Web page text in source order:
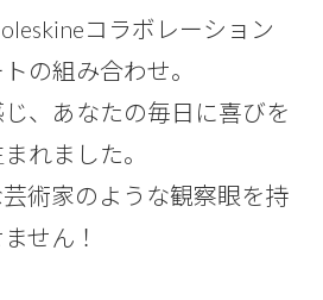
コラボレーション
の組み合わせ。
、あなたの毎日に喜びを
れました。
術家のような観察眼を持
せん！